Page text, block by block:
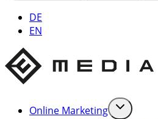
DE
EN
Online Marketing